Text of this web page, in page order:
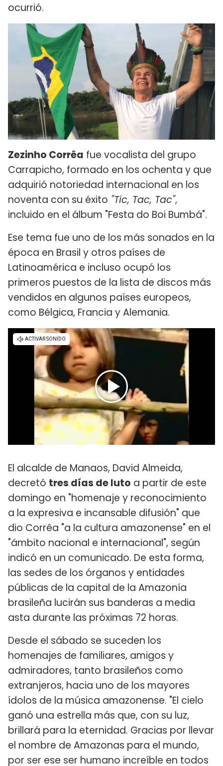
ocurrió.
Zezinho Corrêa fue vocalista del grupo
Carrapicho, formado en los ochenta y que
adquirió notoriedad internacional en los
noventa con su éxito "Tic, Tac, Tac",
incluido en el álbum "Festa do Boi Bumbá".
Ese tema fue uno de los más sonados en la
época en Brasil y otros países de
Latinoamérica e incluso ocupó los
primeros puestos de la lista de discos más
vendidos en algunos países europeos,
como Bélgica, Francia y Alemania.
El alcalde de Manaos, David Almeida,
decretó tres días de luto a partir de este
domingo en "homenaje y reconocimiento
a la expresiva e incansable difusión" que
dio Corrêa "a la cultura amazonense" en el
"ámbito nacional e internacional", según
indicó en un comunicado. De esta forma,
las sedes de los órganos y entidades
públicas de la capital de la Amazonía
brasileña lucirán sus banderas a media
asta durante las próximas 72 horas.
Desde el sábado se suceden los
homenajes de familiares, amigos y
admiradores, tanto brasileños como
extranjeros, hacia uno de los mayores
ídolos de la música amazonense. "El cielo
ganó una estrella más que, con su luz,
brillará para la eternidad. Gracias por llevar
el nombre de Amazonas para el mundo,
por ser ese ser humano increíble en todos